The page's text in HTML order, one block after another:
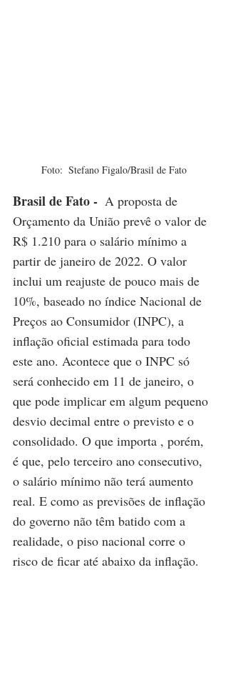
Foto:  Stefano Figalo/Brasil de Fato
Brasil de Fato - A proposta de
Orçamento da União prevê o valor de
R$ 1.210 para o salário mínimo a
partir de janeiro de 2022. O valor
inclui um reajuste de pouco mais de
10%, baseado no índice Nacional de
Preços ao Consumidor (INPC), a
inflação oficial estimada para todo
este ano. Acontece que o INPC só
será conhecido em 11 de janeiro, o
que pode implicar em algum pequeno
desvio decimal entre o previsto e o
consolidado. O que importa , porém,
é que, pelo terceiro ano consecutivo,
o salário mínimo não terá aumento
real. E como as previsões de inflação
do governo não têm batido com a
realidade, o piso nacional corre o
risco de ficar até abaixo da inflação.